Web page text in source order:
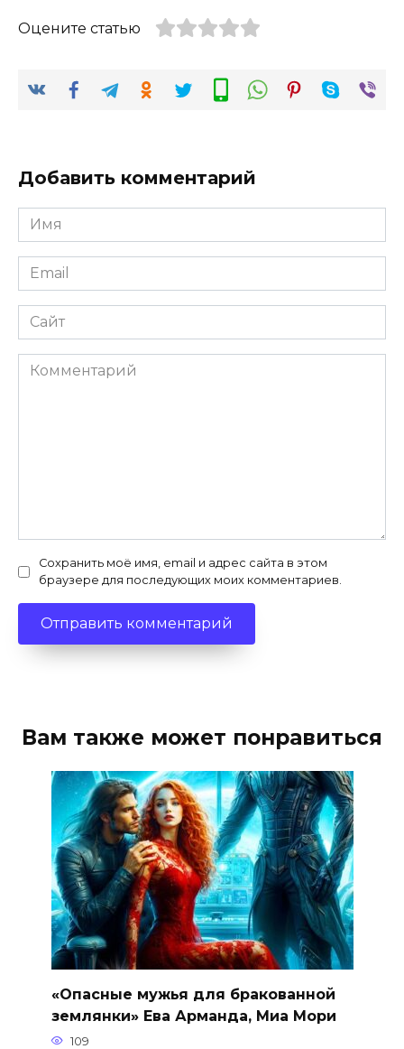
Оцените статью
Добавить комментарий
Имя
*
Email
*
Сайт
Комментарий
Сохранить моё имя, email и адрес сайта в этом
браузере для последующих моих комментариев.
Вам также может понравиться
«Опасные мужья для бракованной
землянки» Ева Арманда, Миа Мори
109